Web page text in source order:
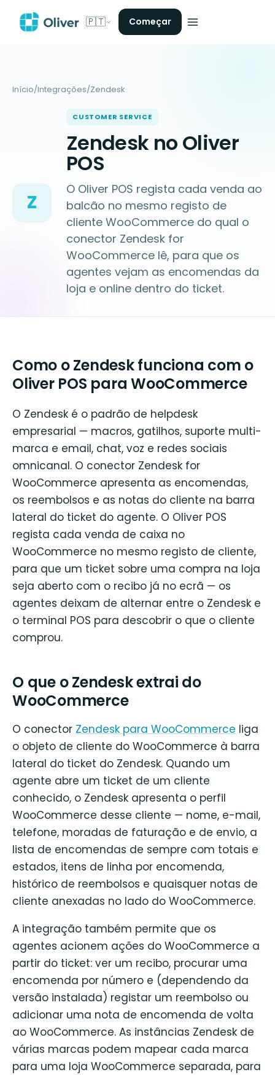
🇵🇹 Começar
Início/Integrações/Zendesk
Z
CUSTOMER SERVICE
Zendesk no Oliver
POS
O Oliver POS regista cada venda ao
balcão no mesmo registo de
cliente WooCommerce do qual o
conector Zendesk for
WooCommerce lê, para que os
agentes vejam as encomendas da
loja e online dentro do ticket.
Como o Zendesk funciona com o
Oliver POS para WooCommerce
O Zendesk é o padrão de helpdesk
empresarial — macros, gatilhos, suporte multi-
marca e email, chat, voz e redes sociais
omnicanal. O conector Zendesk for
WooCommerce apresenta as encomendas,
os reembolsos e as notas do cliente na barra
lateral do ticket do agente. O Oliver POS
regista cada venda de caixa no
WooCommerce no mesmo registo de cliente,
para que um ticket sobre uma compra na loja
seja aberto com o recibo já no ecrã — os
agentes deixam de alternar entre o Zendesk e
o terminal POS para descobrir o que o cliente
comprou.
O que o Zendesk extrai do
WooCommerce
O conector Zendesk para WooCommerce liga
o objeto de cliente do WooCommerce à barra
lateral do ticket do Zendesk. Quando um
agente abre um ticket de um cliente
conhecido, o Zendesk apresenta o perfil
WooCommerce desse cliente — nome, e-mail,
telefone, moradas de faturação e de envio, a
lista de encomendas de sempre com totais e
estados, itens de linha por encomenda,
histórico de reembolsos e quaisquer notas de
cliente anexadas no lado do WooCommerce.
A integração também permite que os
agentes acionem ações do WooCommerce a
partir do ticket: ver um recibo, procurar uma
encomenda por número e (dependendo da
versão instalada) registar um reembolso ou
adicionar uma nota de encomenda de volta
ao WooCommerce. As instâncias Zendesk de
várias marcas podem mapear cada marca
para uma loja WooCommerce separada, para